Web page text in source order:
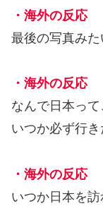
・海外の反応
最後の写真みた
・海外の反応
なんで日本って
いつか必ず行き
・海外の反応
いつか日本を訪